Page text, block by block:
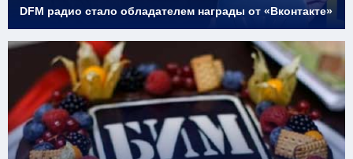
DFM радио стало обладателем награды от «Вконтакте»